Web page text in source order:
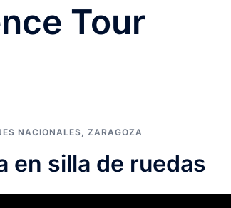
Tour
NACIONALES, ZARAGOZA
en silla de ruedas